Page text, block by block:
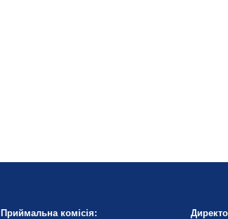
Приймальна комісія: